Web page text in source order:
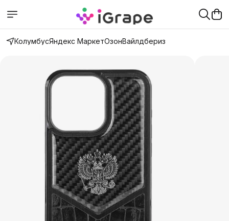
КолумбусЯндекс МаркетОзонВайлдбериз